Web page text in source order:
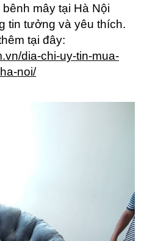
mây tại Hà Nội
tin tưởng và yêu thích.
tại đây:
dia-chi-uy-tin-mua-
noi/